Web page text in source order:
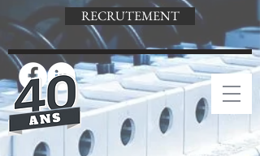
RECRUTEMENT